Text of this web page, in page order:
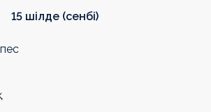
15 шілде (сенбі)